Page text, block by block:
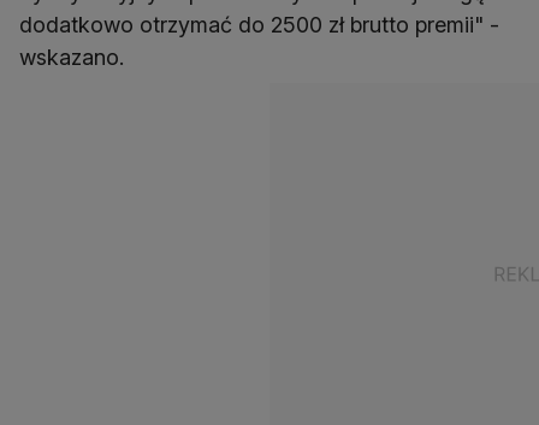
dodatkowo otrzymać do 2500 zł brutto premii" -
wskazano.